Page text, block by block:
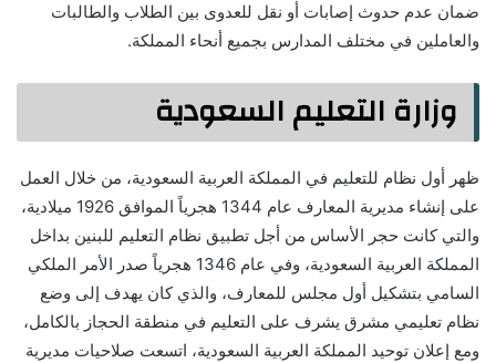
ضمان عدم حدوث إصابات أو نقل للعدوى بين الطلاب والطالبات
والعاملين في مختلف المدارس بجميع أنحاء المملكة.
وزارة التعليم السعودية
ظهر أول نظام للتعليم في المملكة العربية السعودية، من خلال العمل
على إنشاء مديرية المعارف عام 1344 هجرياً الموافق 1926 ميلادية،
والتي كانت حجر الأساس من أجل تطبيق نظام التعليم للبنين بداخل
المملكة العربية السعودية، وفي عام 1346 هجرياً صدر الأمر الملكي
السامي بتشكيل أول مجلس للمعارف، والذي كان يهدف إلى وضع
نظام تعليمي مشرق يشرف على التعليم في منطقة الحجاز بالكامل،
ومع إعلان توحيد المملكة العربية السعودية، اتسعت صلاحيات مديرية